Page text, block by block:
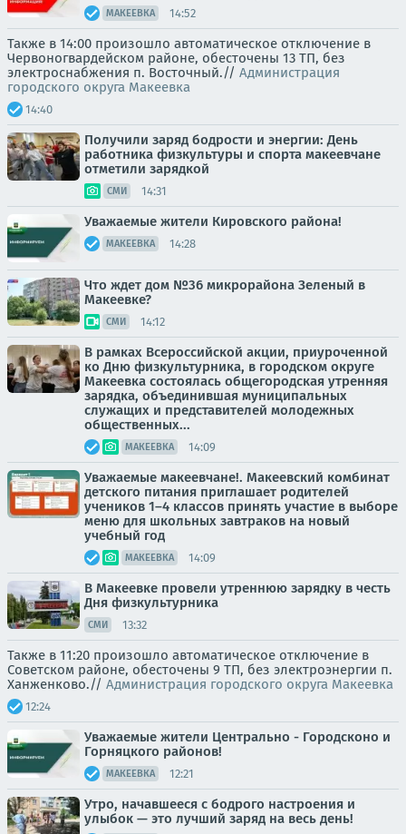
МАКЕЕВКА 14:52
Также в 14:00 произошло автоматическое отключение в
Червоногвардейском районе, обесточены 13 ТП, без
электроснабжения п. Восточный.// Администрация
городского округа Макеевка
14:40
Получили заряд бодрости и энергии: День
работника физкультуры и спорта макеевчане
отметили зарядкой
СМИ 14:31
Уважаемые жители Кировского района!
МАКЕЕВКА 14:28
Что ждет дом №36 микрорайона Зеленый в
Макеевке?
СМИ 14:12
В рамках Всероссийской акции, приуроченной
ко Дню физкультурника, в городском округе
Макеевка состоялась общегородская утренняя
зарядка, объединившая муниципальных
служащих и представителей молодежных
общественных...
МАКЕЕВКА 14:09
Уважаемые макеевчане!. Макеевский комбинат
детского питания приглашает родителей
учеников 1–4 классов принять участие в выборе
меню для школьных завтраков на новый
учебный год
МАКЕЕВКА 14:09
В Макеевке провели утреннюю зарядку в честь
Дня физкультурника
СМИ 13:32
Также в 11:20 произошло автоматическое отключение в
Советском районе, обесточены 9 ТП, без электроэнергии п.
Ханженково.// Администрация городского округа Макеевка
12:24
Уважаемые жители Центрально - Городсконо и
Горняцкого районов!
МАКЕЕВКА 12:21
Утро, начавшееся с бодрого настроения и
улыбок — это лучший заряд на весь день!